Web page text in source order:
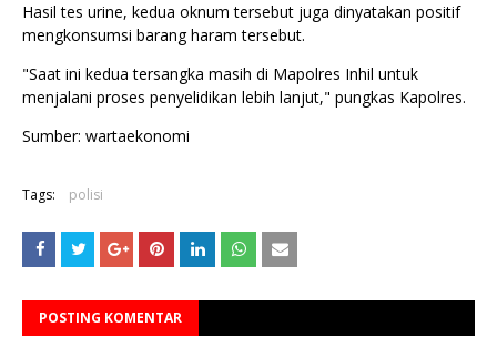
Hasil tes urine, kedua oknum tersebut juga dinyatakan positif
mengkonsumsi barang haram tersebut.
"Saat ini kedua tersangka masih di Mapolres Inhil untuk
menjalani proses penyelidikan lebih lanjut," pungkas Kapolres.
Sumber: wartaekonomi
Tags: polisi
POSTING KOMENTAR